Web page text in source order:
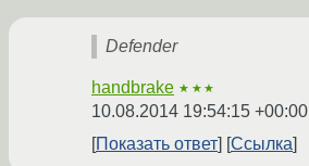
Defender
handbrake ★★★
10.08.2014 19:54:15 +00:00
Показать ответ
Ссылка